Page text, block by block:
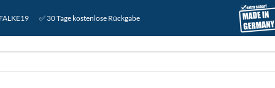
✅ 30 Tage kostenlose Rückgabe